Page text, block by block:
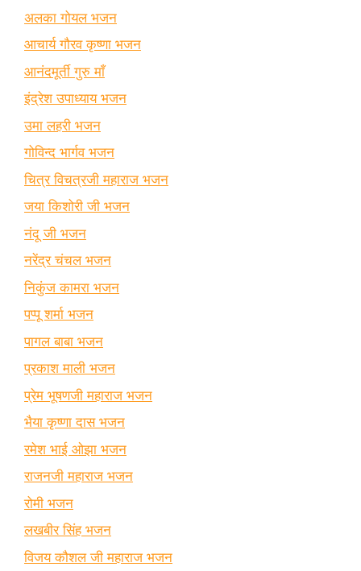
अलका गोयल भजन
आचार्य गौरव कृष्णा भजन
आनंदमूर्ती गुरु माँ
इंद्रेश उपाध्याय भजन
उमा लहरी भजन
गोविन्द भार्गव भजन
चित्र विचत्रजी महाराज भजन
जया किशोरी जी भजन
नंदू जी भजन
नरेंद्र चंचल भजन
निकुंज कामरा भजन
पप्पू शर्मा भजन
पागल बाबा भजन
प्रकाश माली भजन
प्रेम भूषणजी महाराज भजन
भैया कृष्णा दास भजन
रमेश भाई ओझा भजन
राजनजी महाराज भजन
रोमी भजन
लखबीर सिंह भजन
विजय कौशल जी महाराज भजन